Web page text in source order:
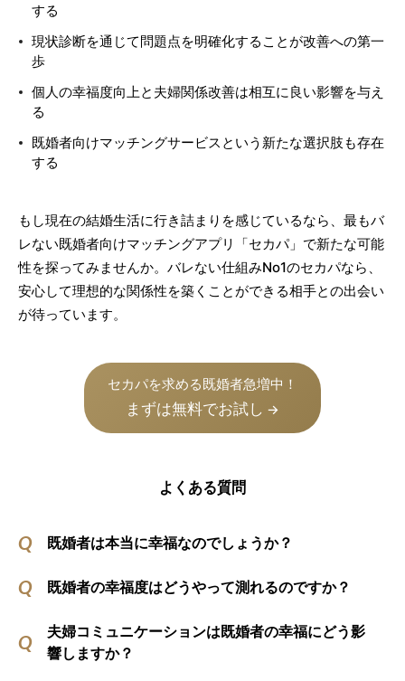
する
現状診断を通じて問題点を明確化することが改善への第一
歩
個人の幸福度向上と夫婦関係改善は相互に良い影響を与え
る
既婚者向けマッチングサービスという新たな選択肢も存在
する
もし現在の結婚生活に行き詰まりを感じているなら、最もバ
レない既婚者向けマッチングアプリ「セカパ」で新たな可能
性を探ってみませんか。バレない仕組みNo1のセカパなら、
安心して理想的な関係性を築くことができる相手との出会い
が待っています。
セカパを求める既婚者急増中！
まずは無料でお試し →
よくある質問
既婚者は本当に幸福なのでしょうか？
既婚者の幸福度はどうやって測れるのですか？
夫婦コミュニケーションは既婚者の幸福にどう影
響しますか？